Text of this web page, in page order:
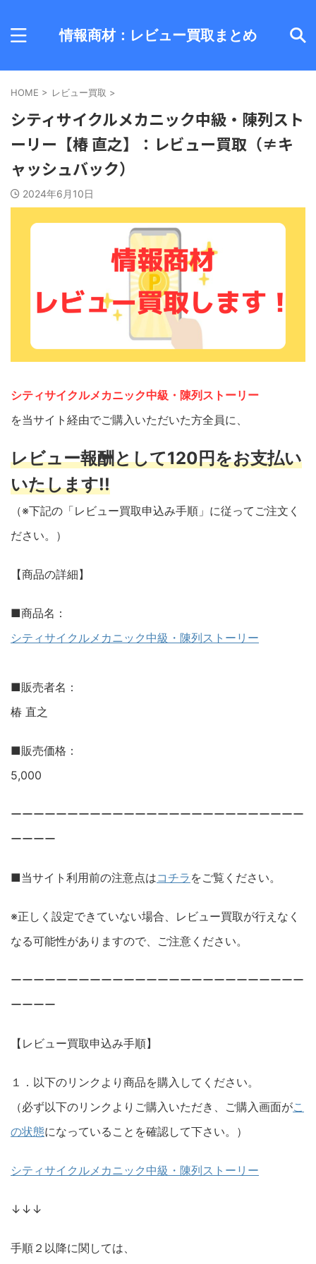
情報商材：レビュー買取まとめ
HOME > レビュー買取 >
シティサイクルメカニック中級・陳列スト
ーリー【椿 直之】：レビュー買取（≠キ
ャッシュバック）
2024年6月10日
シティサイクルメカニック中級・陳列ストーリー
を当サイト経由でご購入いただいた方全員に、
レビュー報酬として120円をお支払い
いたします!!
（※下記の「レビュー買取申込み手順」に従ってご注文く
ださい。）
【商品の詳細】
■商品名：
シティサイクルメカニック中級・陳列ストーリー
■販売者名：
椿 直之
■販売価格：
5,000
ーーーーーーーーーーーーーーーーーーーーーーーーーー
ーーーー
■当サイト利用前の注意点はコチラ をご覧ください。
※正しく設定できていない場合、レビュー買取が行えなく
なる可能性がありますので、ご注意ください。
ーーーーーーーーーーーーーーーーーーーーーーーーーー
ーーーー
【レビュー買取申込み手順】
１．以下のリンクより商品を購入してください。
（必ず以下のリンクよりご購入いただき、ご購入画面がこ
の状態になっていることを確認して下さい。）
シティサイクルメカニック中級・陳列ストーリー
↓↓↓
手順２以降に関しては、